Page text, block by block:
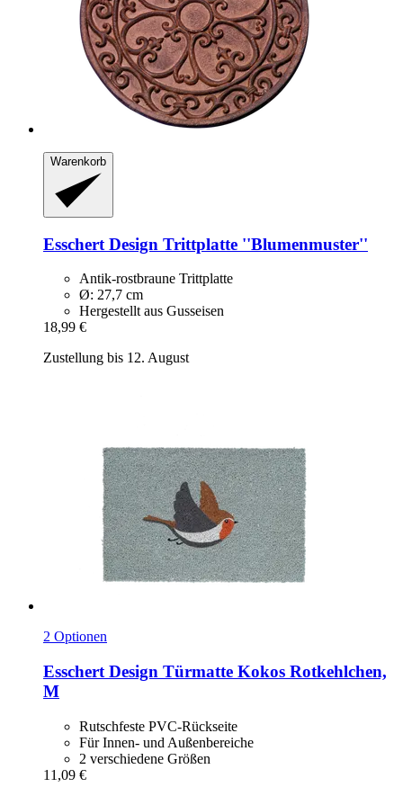
Warenkorb
Esschert Design Trittplatte ''Blumenmuster''
Antik-rostbraune Trittplatte
Ø: 27,7 cm
Hergestellt aus Gusseisen
18,99 €
Zustellung bis 12. August
2 Optionen
Esschert Design Türmatte Kokos Rotkehlchen,
M
Rutschfeste PVC-Rückseite
Für Innen- und Außenbereiche
2 verschiedene Größen
11,09 €